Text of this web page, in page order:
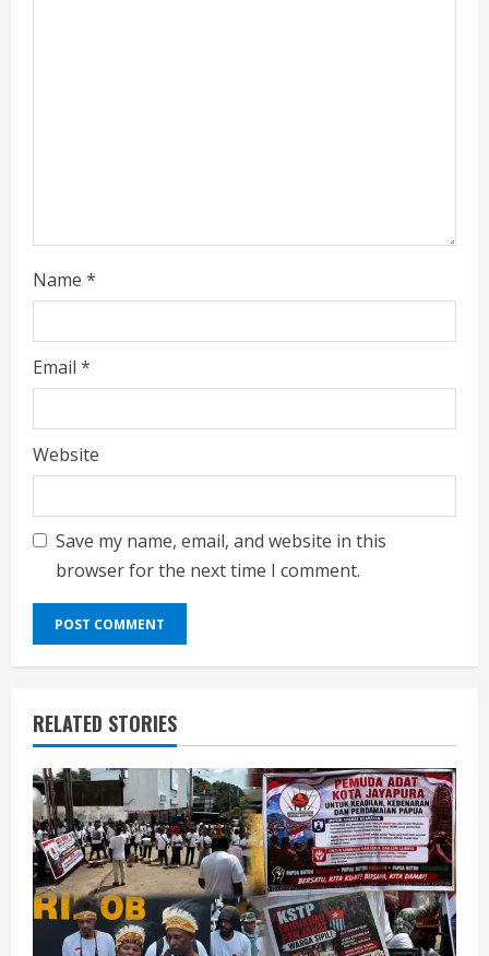
Name *
Email *
Website
Save my name, email, and website in this
browser for the next time I comment.
RELATED STORIES